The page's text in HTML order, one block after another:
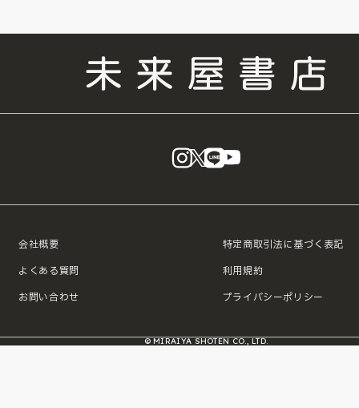
instagram
X LINE
会社概要
よくある質問
お問い合わせ
特定商取引法に基づく表記
利用規約
プライバシーポリシー
© MIRAIYA SHOTEN CO., LTD.